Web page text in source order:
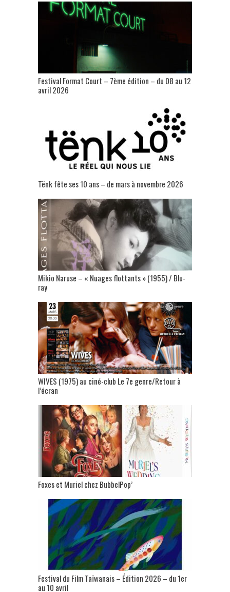
Festival Format Court – 7ème édition – du 08 au 12
avril 2026
Tënk fête ses 10 ans – de mars à novembre 2026
Mikio Naruse – « Nuages flottants » (1955) / Blu-
ray
WIVES (1975) au ciné-club Le 7e genre/Retour à
l’écran
Foxes et Muriel chez BubbelPop’
Festival du Film Taïwanais – Édition 2026 – du 1er
au 10 avril